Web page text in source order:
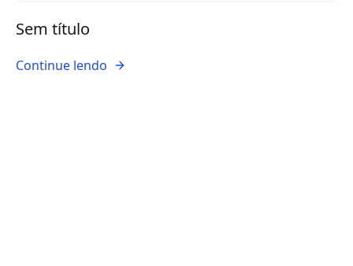
Sem título
Continue lendo